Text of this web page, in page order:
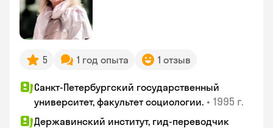
5 1 год опыта 1 отзыв
Санкт-Петербургский государственный
университет, факультет социологии. • 1995 г.
Державинский институт, гид-переводчик